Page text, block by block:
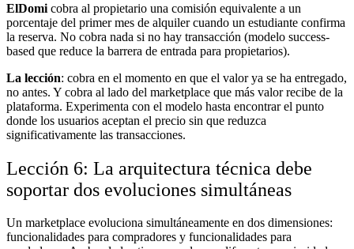
ElDomi cobra al propietario una comisión equivalente a un
porcentaje del primer mes de alquiler cuando un estudiante confirma
la reserva. No cobra nada si no hay transacción (modelo success-
based que reduce la barrera de entrada para propietarios).
La lección: cobra en el momento en que el valor ya se ha entregado,
no antes. Y cobra al lado del marketplace que más valor recibe de la
plataforma. Experimenta con el modelo hasta encontrar el punto
donde los usuarios aceptan el precio sin que reduzca
significativamente las transacciones.
Lección 6: La arquitectura técnica debe
soportar dos evoluciones simultáneas
Un marketplace evoluciona simultáneamente en dos dimensiones:
funcionalidades para compradores y funcionalidades para